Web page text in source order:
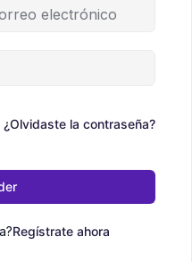
¿Olvidaste la contraseña?
Regístrate ahora